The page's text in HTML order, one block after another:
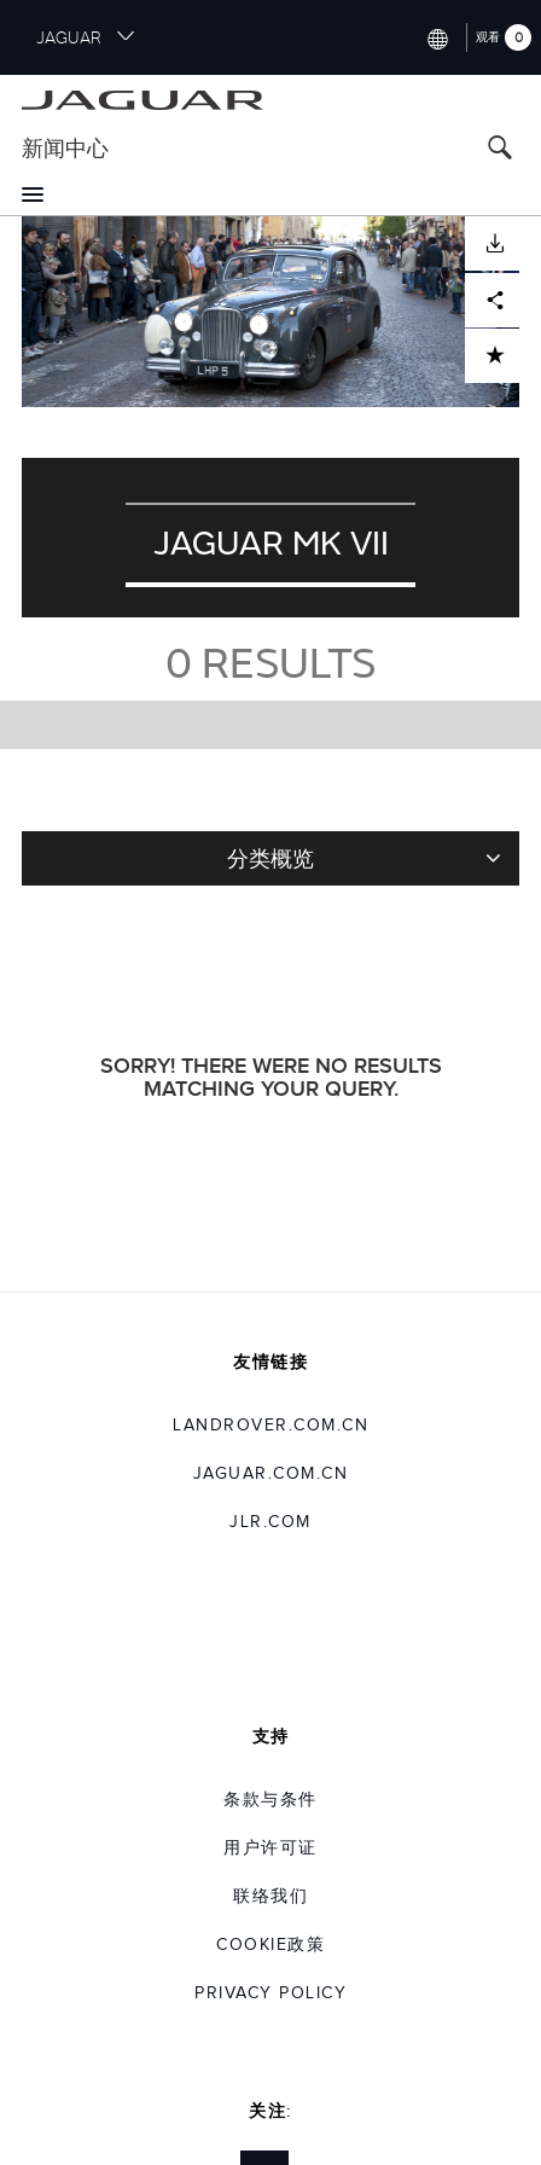
i
p
o
m
a
n
c
n
JAGUAR
UNITED KINGDOM (ENGLISH)
CHINA (中国（中文))
GERMANY (DEUTSCH)
FRANCE (FRANÇAIS)
SPAIN (ESPAÑOL)
观看 0
新闻中心
DOWNLOAD
ADD TO CART
Facebook
X LinkedInShare
JAGUAR MK VII
0 RESULTS
分类概览
SORRY! THERE WERE NO RESULTS
MATCHING YOUR QUERY.
友情链接
LANDROVER.COM.CN
JAGUAR.COM.CN
JLR.COM
支持
条款与条件
用户许可证
联络我们
COOKIE政策
PRIVACY POLICY
关注: